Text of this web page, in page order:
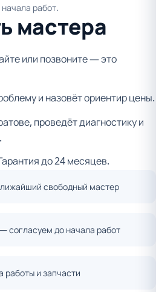
работ.
мастера
или позвоните — это
и назовёт ориентир цены.
проведёт диагностику и
до 24 месяцев.
свободный мастер
согласуем до начала работ
и запчасти